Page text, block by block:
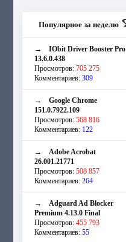
Популярное за неделю
→ IObit Driver Booster Pro
13.6.0.438
Просмотров: 705 275
Комментариев: 309
→ Google Chrome
151.0.7922.109
Просмотров: 568 816
Комментариев: 122
→ Adobe Acrobat
26.001.21771
Просмотров: 508 857
Комментариев: 264
→ Adguard Ad Blocker
Premium 4.13.0 Final
Просмотров: 455 793
Комментариев: 55